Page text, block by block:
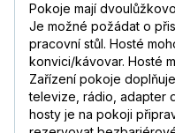
Pokoje mají
Je možné požádat o
pracovní stůl. Hosté
konvici/kávovar. Hosté
Zařízení pokoje
televize, rádio, adapter
hosty je na pokoji